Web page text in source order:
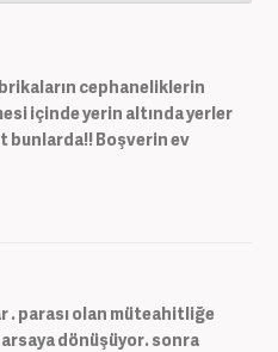
cephaneliklerin
içinde yerin altında yerler
bunlarda!! Boşverin ev
. parası olan müteahitliğe
dönüşüyor. sonra